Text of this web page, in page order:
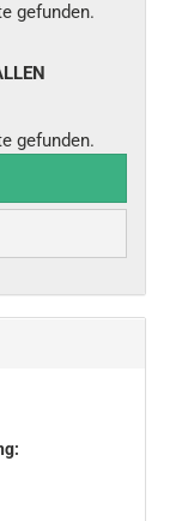
gefunden.
gefunden.